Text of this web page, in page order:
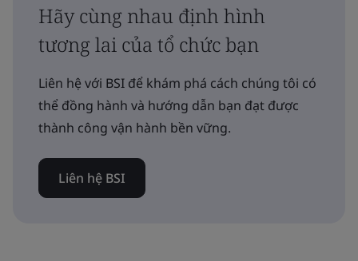
Hãy cùng nhau định hình
tương lai của tổ chức bạn
Liên hệ với BSI để khám phá cách chúng tôi có
thể đồng hành và hướng dẫn bạn đạt được
thành công vận hành bền vững.
Liên hệ BSI